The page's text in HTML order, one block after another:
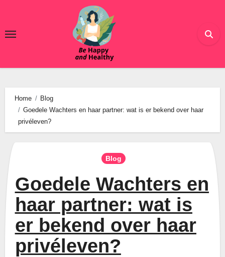
de
Home
Blog
Goedele Wachters en haar partner: wat is er bekend over haar
privéleven?
Blog
Goedele Wachters en
haar partner: wat is
er bekend over haar
privéleven?